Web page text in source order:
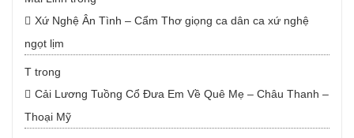
Xứ Nghệ Ân Tình – Cẩm Thơ giọng ca dân ca xứ nghệ
ngọt lịm
T trong
Cải Lương Tuồng Cổ Đưa Em Về Quê Mẹ – Châu Thanh –
Thoại Mỹ